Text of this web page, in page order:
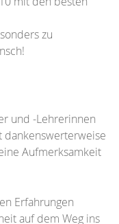
zu
und -Lehrerinnen
dankenswerterweise
Aufmerksamkeit
Erfahrungen
auf dem Weg ins